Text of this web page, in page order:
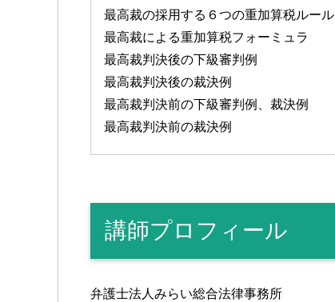
最高裁の採用する６つの重加算税ルール
最高裁による重加算税フォーミュラ
最高裁判決後の下級審判例
最高裁判決後の裁決例
最高裁判決前の下級審判例、裁決例
最高裁判決前の裁決例
講師プロフィール
弁護士法人みらい総合法律事務所